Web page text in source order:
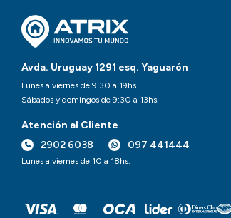
Avda. Uruguay 1291 esq. Yaguarón
Lunes a viernes de 9:30 a 19hs.
Sábados y domingos de 9:30 a 13hs.
Atención al Cliente
2902 6038
097 441444
Lunes a viernes de 10 a 18hs.